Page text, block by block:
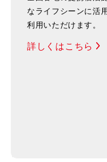
なライフシーンに活
利用いただけます。
詳しくはこちら